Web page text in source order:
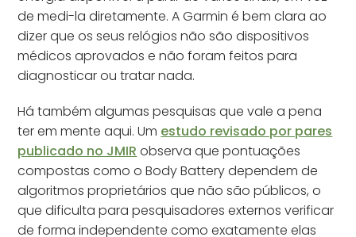
de medi-la diretamente. A Garmin é bem clara ao
dizer que os seus relógios não são dispositivos
médicos aprovados e não foram feitos para
diagnosticar ou tratar nada.
Há também algumas pesquisas que vale a pena
ter em mente aqui. Um estudo revisado por pares
publicado no JMIR observa que pontuações
compostas como o Body Battery dependem de
algoritmos proprietários que não são públicos, o
que dificulta para pesquisadores externos verificar
de forma independente como exatamente elas